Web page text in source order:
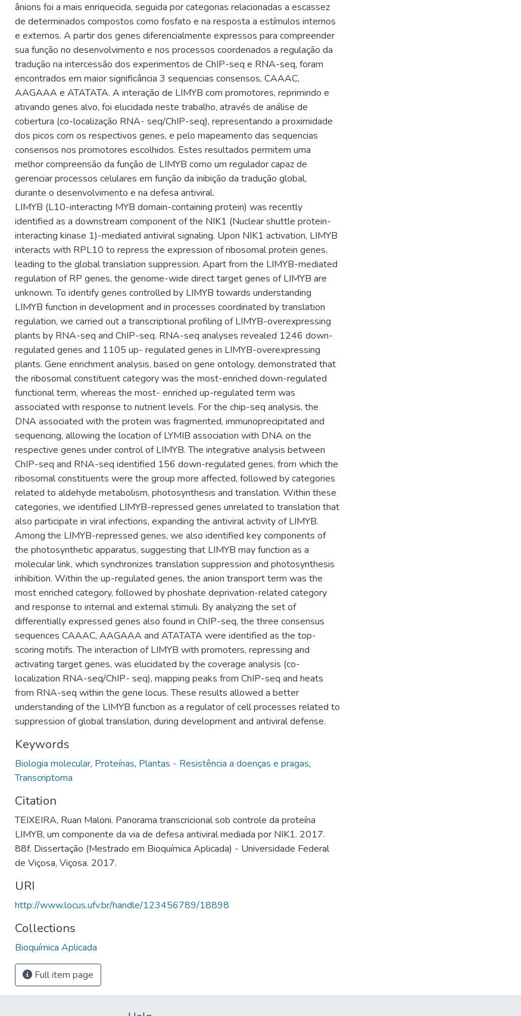
ânions foi a mais enriquecida, seguida por categorias relacionadas a escassez
de determinados compostos como fosfato e na resposta a estímulos internos
e externos. A partir dos genes diferencialmente expressos para compreender
sua função no desenvolvimento e nos processos coordenados a regulação da
tradução na intercessão dos experimentos de ChIP-seq e RNA-seq, foram
encontrados em maior significância 3 sequencias consensos, CAAAC,
AAGAAA e ATATATA. A interação de LIMYB com promotores, reprimindo e
ativando genes alvo, foi elucidada neste trabalho, através de análise de
cobertura (co-localização RNA- seq/ChIP-seq), representando a proximidade
dos picos com os respectivos genes, e pelo mapeamento das sequencias
consensos nos promotores escolhidos. Estes resultados permitem uma
melhor compreensão da função de LIMYB como um regulador capaz de
gerenciar processos celulares em função da inibição da tradução global,
durante o desenvolvimento e na defesa antiviral.
LIMYB (L10-interacting MYB domain-containing protein) was recently
identified as a downstream component of the NIK1 (Nuclear shuttle protein-
interacting kinase 1)-mediated antiviral signaling. Upon NIK1 activation, LIMYB
interacts with RPL10 to repress the expression of ribosomal protein genes,
leading to the global translation suppression. Apart from the LIMYB-mediated
regulation of RP genes, the genome-wide direct target genes of LIMYB are
unknown. To identify genes controlled by LIMYB towards understanding
LIMYB function in development and in processes coordinated by translation
regulation, we carried out a transcriptional profiling of LIMYB-overexpressing
plants by RNA-seq and ChIP-seq. RNA-seq analyses revealed 1246 down-
regulated genes and 1105 up- regulated genes in LIMYB-overexpressing
plants. Gene enrichment analysis, based on gene ontology, demonstrated that
the ribosomal constituent category was the most-enriched down-regulated
functional term, whereas the most- enriched up-regulated term was
associated with response to nutrient levels. For the chip-seq analysis, the
DNA associated with the protein was fragmented, immunoprecipitated and
sequencing, allowing the location of LYMIB association with DNA on the
respective genes under control of LIMYB. The integrative analysis between
ChIP-seq and RNA-seq identified 156 down-regulated genes, from which the
ribosomal constituents were the group more affected, followed by categories
related to aldehyde metabolism, photosynthesis and translation. Within these
categories, we identified LIMYB-repressed genes unrelated to translation that
also participate in viral infections, expanding the antiviral activity of LIMYB.
Among the LIMYB-repressed genes, we also identified key components of
the photosynthetic apparatus, suggesting that LIMYB may function as a
molecular link, which synchronizes translation suppression and photosynthesis
inhibition. Within the up-regulated genes, the anion transport term was the
most enriched category, followed by phoshate deprivation-related category
and response to internal and external stimuli. By analyzing the set of
differentially expressed genes also found in ChIP-seq, the three consensus
sequences CAAAC, AAGAAA and ATATATA were identified as the top-
scoring motifs. The interaction of LIMYB with promoters, repressing and
activating target genes, was elucidated by the coverage analysis (co-
localization RNA-seq/ChIP- seq), mapping peaks from ChIP-seq and heats
from RNA-seq within the gene locus. These results allowed a better
understanding of the LIMYB function as a regulator of cell processes related to
suppression of global translation, during development and antiviral defense.
Keywords
Biologia molecular, Proteínas, Plantas - Resistência a doenças e pragas,
Transcriptoma
Citation
TEIXEIRA, Ruan Maloni. Panorama transcricional sob controle da proteína
LIMYB, um componente da via de defesa antiviral mediada por NIK1. 2017.
88f. Dissertação (Mestrado em Bioquímica Aplicada) - Universidade Federal
de Viçosa, Viçosa. 2017.
URI
http://www.locus.ufv.br/handle/123456789/18898
Collections
Bioquímica Aplicada
Full item page